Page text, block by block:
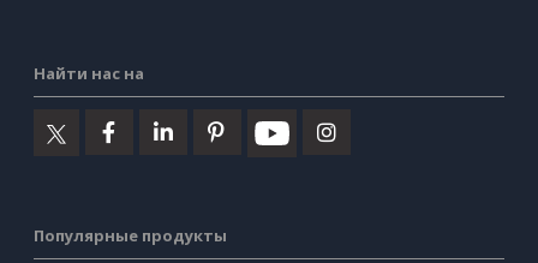
Найти нас на
Популярные продукты